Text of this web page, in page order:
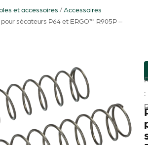
et accessoires / Accessoires
sécateurs P64 et ERGO™ R905P –
: